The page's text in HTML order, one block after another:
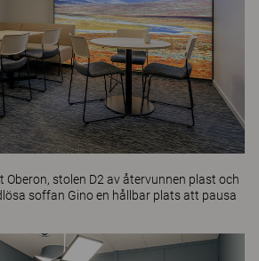
Oberon, stolen D2 av återvunnen plast och
soffan Ginoen hållbar plats att pausa